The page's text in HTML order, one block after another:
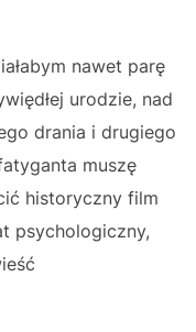
nawet parę
urodzie, nad
drania i drugiego
muszę
historyczny film
psychologiczny,